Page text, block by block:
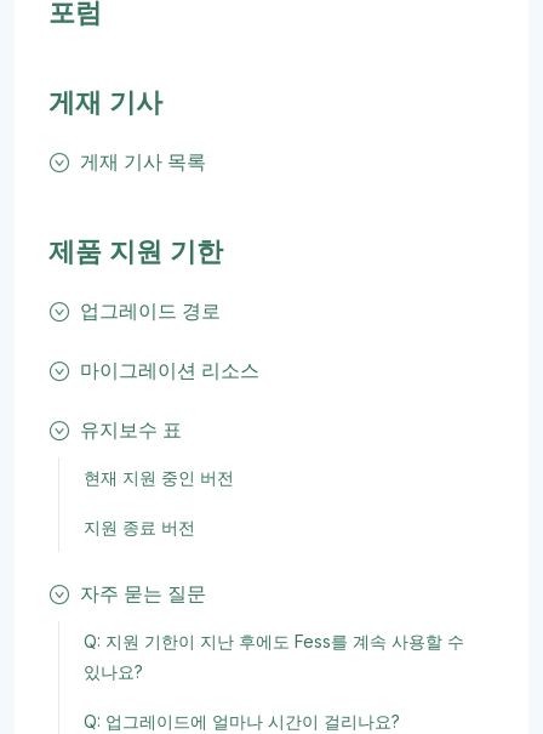
포럼
게재 기사
게재 기사 목록
제품 지원 기한
업그레이드 경로
마이그레이션 리소스
유지보수 표
현재 지원 중인 버전
지원 종료 버전
자주 묻는 질문
Q: 지원 기한이 지난 후에도 Fess를 계속 사용할 수
있나요?
Q: 업그레이드에 얼마나 시간이 걸리나요?